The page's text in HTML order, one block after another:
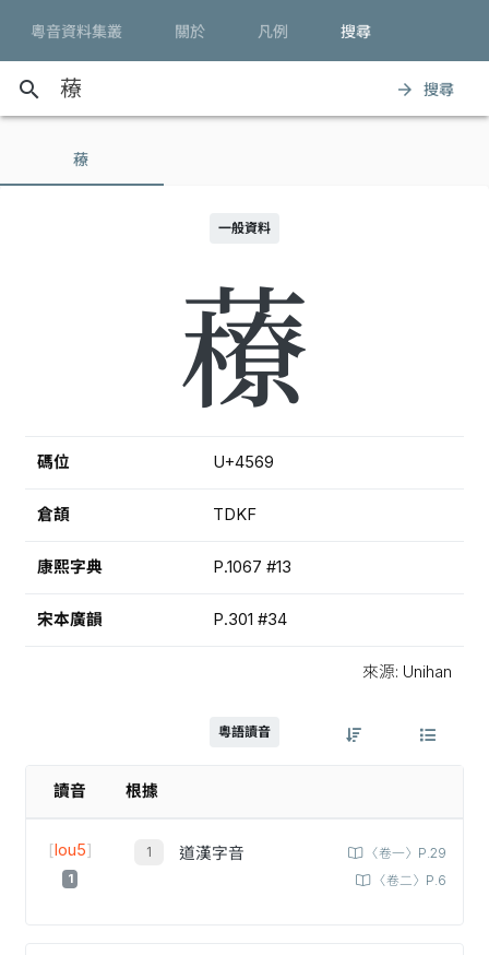
粵音資料集叢 關於 凡例 搜尋
search arrow_forward 搜尋
䕩
一般資料
䕩
碼位 U+4569
倉頡 TDKF
康熙字典 P.1067 #13
宋本廣韻 P.301 #34
來源: Unihan
粵語讀音
讀音 根據
[lou5]
1
道漢字音
〈卷一〉P.29
〈卷二〉P.6